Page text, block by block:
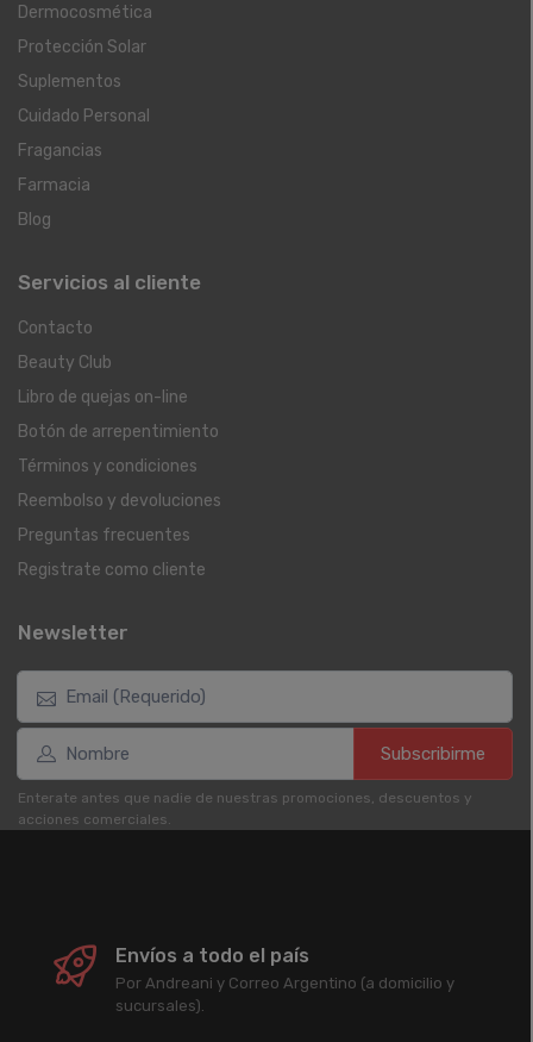
Dermocosmética
Protección Solar
Suplementos
Cuidado Personal
Fragancias
Farmacia
Blog
Servicios al cliente
Contacto
Beauty Club
Libro de quejas on-line
Botón de arrepentimiento
Términos y condiciones
Reembolso y devoluciones
Preguntas frecuentes
Registrate como cliente
Newsletter
Subscribirme
Enterate antes que nadie de nuestras promociones, descuentos y
acciones comerciales.
Envíos a todo el país
Por Andreani y Correo Argentino (a domicilio y
sucursales).